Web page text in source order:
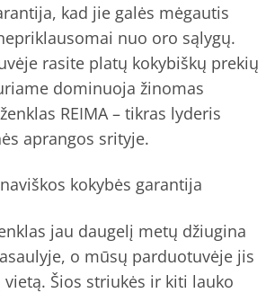
kad jie galės mėgautis
nuo oro sąlygų.
rasite platų kokybiškų prekių
dominuoja žinomas
REIMA – tikras lyderis
aprangos srityje.
kokybės garantija
jau daugelį metų džiugina
o mūsų parduotuvėje jis
Šios striukės ir kiti lauko